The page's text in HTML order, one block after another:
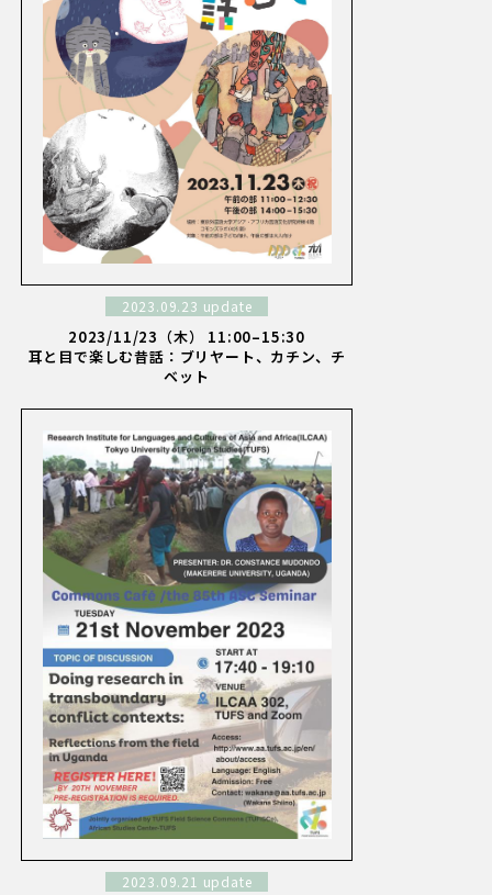
2023.09.23 update
2023/11/23（木） 11:00–15:30
耳と目で楽しむ昔話：ブリヤート、カチン、チ
ベット
2023.09.21 update